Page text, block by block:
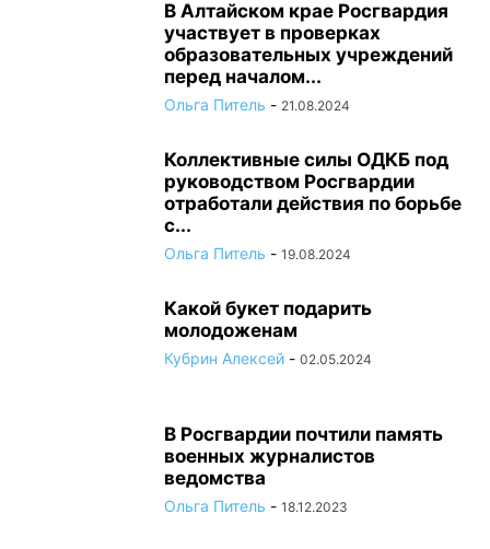
В Алтайском крае Росгвардия
участвует в проверках
образовательных учреждений
перед началом...
Ольга Питель - 21.08.2024
Коллективные силы ОДКБ под
руководством Росгвардии
отработали действия по борьбе
с...
Ольга Питель - 19.08.2024
Какой букет подарить
молодоженам
Кубрин Алексей - 02.05.2024
В Росгвардии почтили память
военных журналистов
ведомства
Ольга Питель - 18.12.2023